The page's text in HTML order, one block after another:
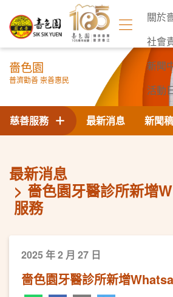
關於
社會
新聞
活動
聯絡
嗇色園
普濟勸善 崇善惠民
最新消息 新聞稿
慈善服務
最新消息
嗇色園牙醫診所新增
服務
2025 年 2 月 27 日
嗇色園牙醫診所新增